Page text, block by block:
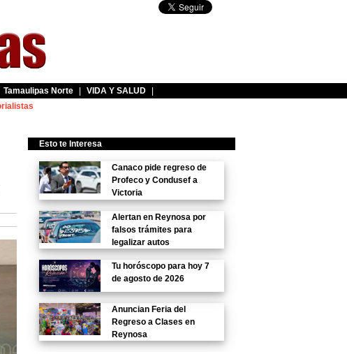
Tamaulipas Norte VIDA Y SALUD
Esto te Interesa
Canaco pide regreso de
Profeco y Condusef a
Victoria
Alertan en Reynosa por
falsos trámites para
legalizar autos
Tu horóscopo para hoy 7
de agosto de 2026
Anuncian Feria del
Regreso a Clases en
Reynosa